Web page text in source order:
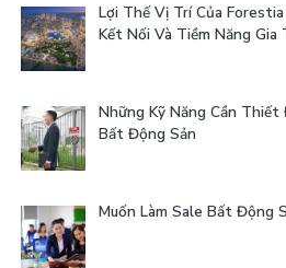
Lợi Thế Vị Trí Của
Kết Nối Và Tiềm Năng Gia
Những Kỹ Năng Cần
Bất Động Sản
Muốn Làm Sale Bất Động